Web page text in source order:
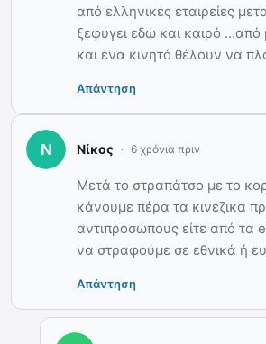
από ελληνικές εταιρείες
ξεφύγει εδώ και καιρό …από
και ένα κινητό θέλουν να
Απάντηση
Νίκος 6 χρόνια πριν
Μετά το στραπάτσο με το
κάνουμε πέρα τα κινέζικα
αντιπροσώπους είτε από τα
να στραφούμε σε εθνικά ή
Απάντηση